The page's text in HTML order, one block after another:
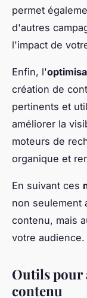
permet
d'autres
l'impact de
Enfin, l'
création de
pertinents et
améliorer la
moteurs de
organique et
En suivant ces
non seulement
contenu, mais
votre audience.
Outils pour
contenu